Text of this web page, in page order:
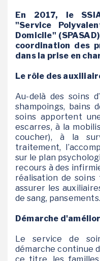
En 2017, le
"Service
Domicile"
coordination des
dans la prise en
Le rôle des
Au-delà des soins
shampoings, bains
soins apportent
escarres, à la
coucher), à la
traitement,
sur le plan
recours à des
réalisation de soins
assurer les
de sang,
Démarche
Le service de
démarche continue